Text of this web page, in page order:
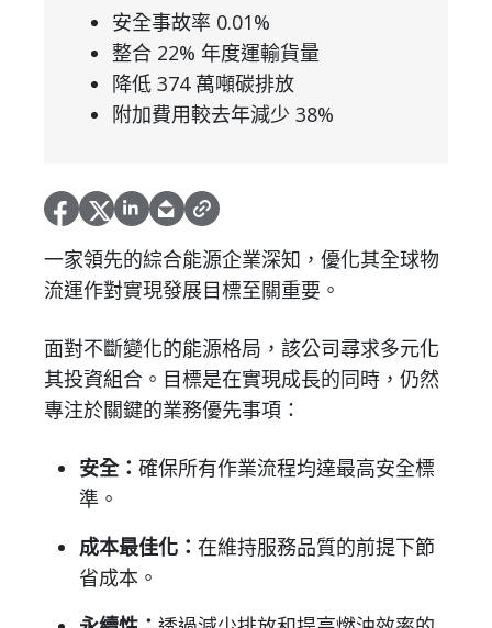
安全事故率 0.01%
整合 22% 年度運輸貨量
降低 374 萬噸碳排放
附加費用較去年減少 38%
一家領先的綜合能源企業深知，優化其全球物
流運作對實現發展目標至關重要。
面對不斷變化的能源格局，該公司尋求多元化
其投資組合。目標是在實現成長的同時，仍然
專注於關鍵的業務優先事項：
安全： 確保所有作業流程均達最高安全標
準。
成本最佳化： 在維持服務品質的前提下節
省成本。